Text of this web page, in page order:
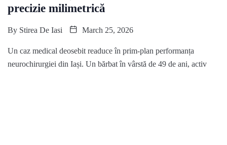
precizie milimetrică
By Stirea De Iasi March 25, 2026
Un caz medical deosebit readuce în prim-plan performanța
neurochirurgiei din Iași. Un bărbat în vârstă de 49 de ani, activ